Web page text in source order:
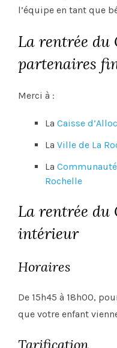
l’équipe en tant que
La rentrée du
partenaires
Merci à :
La Caisse
La Ville de La
La
Rochelle
La rentrée du
intérieur
Horaires
De 15h45 à 18h00,
que votre enfant
Tarification